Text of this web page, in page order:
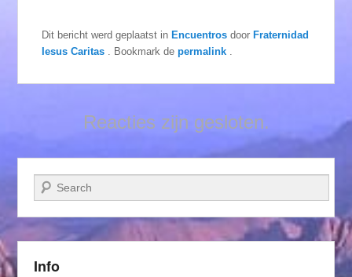
Dit bericht werd geplaatst inEncuentros doorFraternidad
Iesus Caritas
. Bookmark depermalink
Reacties zijn gesloten.
Zoeken
Info